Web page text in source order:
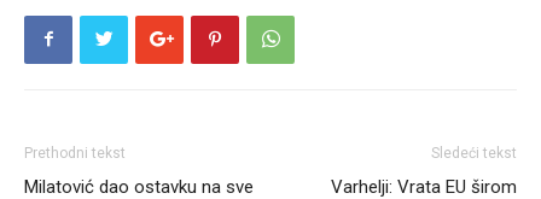
Prethodni tekst
Milatović dao ostavku na sve
Sledeći tekst
Varhelji: Vrata EU širom